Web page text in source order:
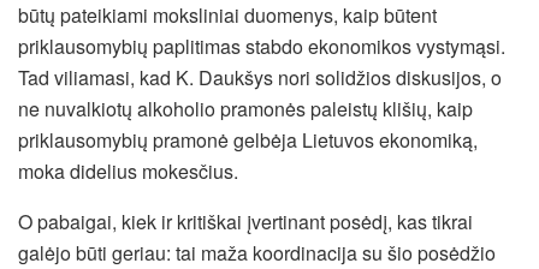
būtų pateikiami moksliniai duomenys, kaip būtent
priklausomybių paplitimas stabdo ekonomikos vystymąsi.
Tad viliamasi, kad K. Daukšys nori solidžios diskusijos, o
ne nuvalkiotų alkoholio pramonės paleistų klišių, kaip
priklausomybių pramonė gelbėja Lietuvos ekonomiką,
moka didelius mokesčius.
O pabaigai, kiek ir kritiškai įvertinant posėdį, kas tikrai
galėjo būti geriau: tai maža koordinacija su šio posėdžio